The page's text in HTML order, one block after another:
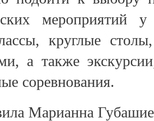
мероприятий
круглые
а также
соревнования.
Марианна